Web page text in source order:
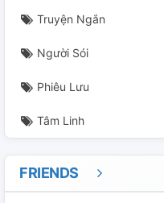
Truyện Ngắn
Người Sói
Phiêu Lưu
Tâm Linh
FRIENDS